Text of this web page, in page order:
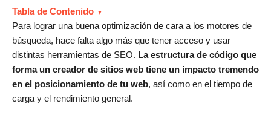
Tabla de Contenido
Para lograr una buena optimización de cara a los motores de
búsqueda, hace falta algo más que tener acceso y usar
distintas herramientas de SEO. La estructura de código que
forma un creador de sitios web tiene un impacto tremendo
en el posicionamiento de tu web, así como en el tiempo de
carga y el rendimiento general.